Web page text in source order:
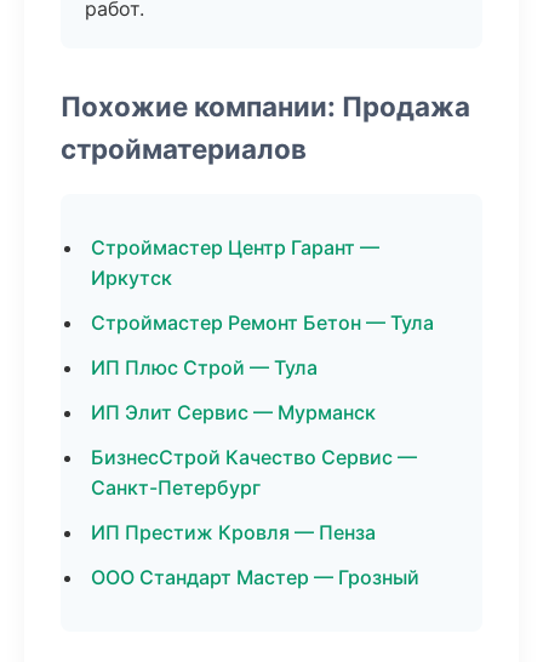
работ.
Похожие компании: Продажа
стройматериалов
Строймастер Центр Гарант —
Иркутск
Строймастер Ремонт Бетон — Тула
ИП Плюс Строй — Тула
ИП Элит Сервис — Мурманск
БизнесСтрой Качество Сервис —
Санкт-Петербург
ИП Престиж Кровля — Пенза
ООО Стандарт Мастер — Грозный